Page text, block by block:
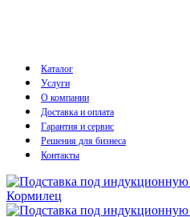
Каталог
Услуги
О компании
Доставка и оплата
Гарантия и сервис
Решения для бизнеса
Контакты